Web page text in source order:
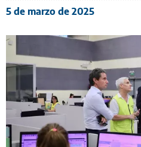
5 de marzo de 2025